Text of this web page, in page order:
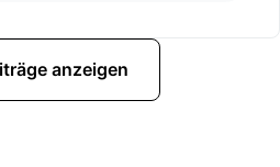
anzeigen